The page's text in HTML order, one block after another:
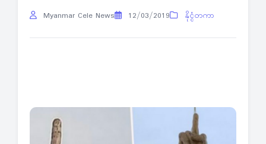
Myanmar Cele News 12/03/2019 နိုင္ငံတကာ